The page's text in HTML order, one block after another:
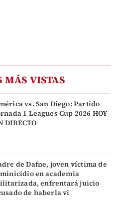
MÁS VISTAS
vs. San Diego: Partido
1 Leagues Cup 2026 HOY
DIRECTO
de Dafne, joven víctima de
en academia
enfrentará juicio
de haberla vi